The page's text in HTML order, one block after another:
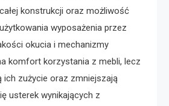
konstrukcji oraz możliwość
wyposażenia przez
okucia i mechanizmy
komfort korzystania z mebli, lecz
ich zużycie oraz zmniejszają
usterek wynikających z